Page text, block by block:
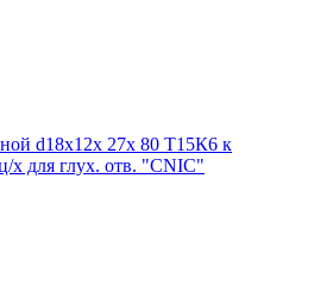
d18х12х 27х 80 Т15К6 к
х для глух. отв. "CNIC"